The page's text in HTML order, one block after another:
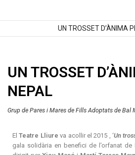
UN TROSSET D’ÀNIMA
UN TROSSET
NEPAL
Grup de Pares i Mares de Fills Adoptats de Bal
ElTeatre Lliure va acollir el 2015 , ‘Un
gala solidària en benefici de l’orfanat de